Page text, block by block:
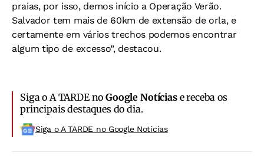
praias, por isso, demos início a Operação Verão.
Salvador tem mais de 60km de extensão de orla, e
certamente em vários trechos podemos encontrar
algum tipo de excesso”, destacou.
Siga o A TARDE noGoogle Notíciase receba os
principais destaques do dia.
Siga o A TARDE no Google Noticias